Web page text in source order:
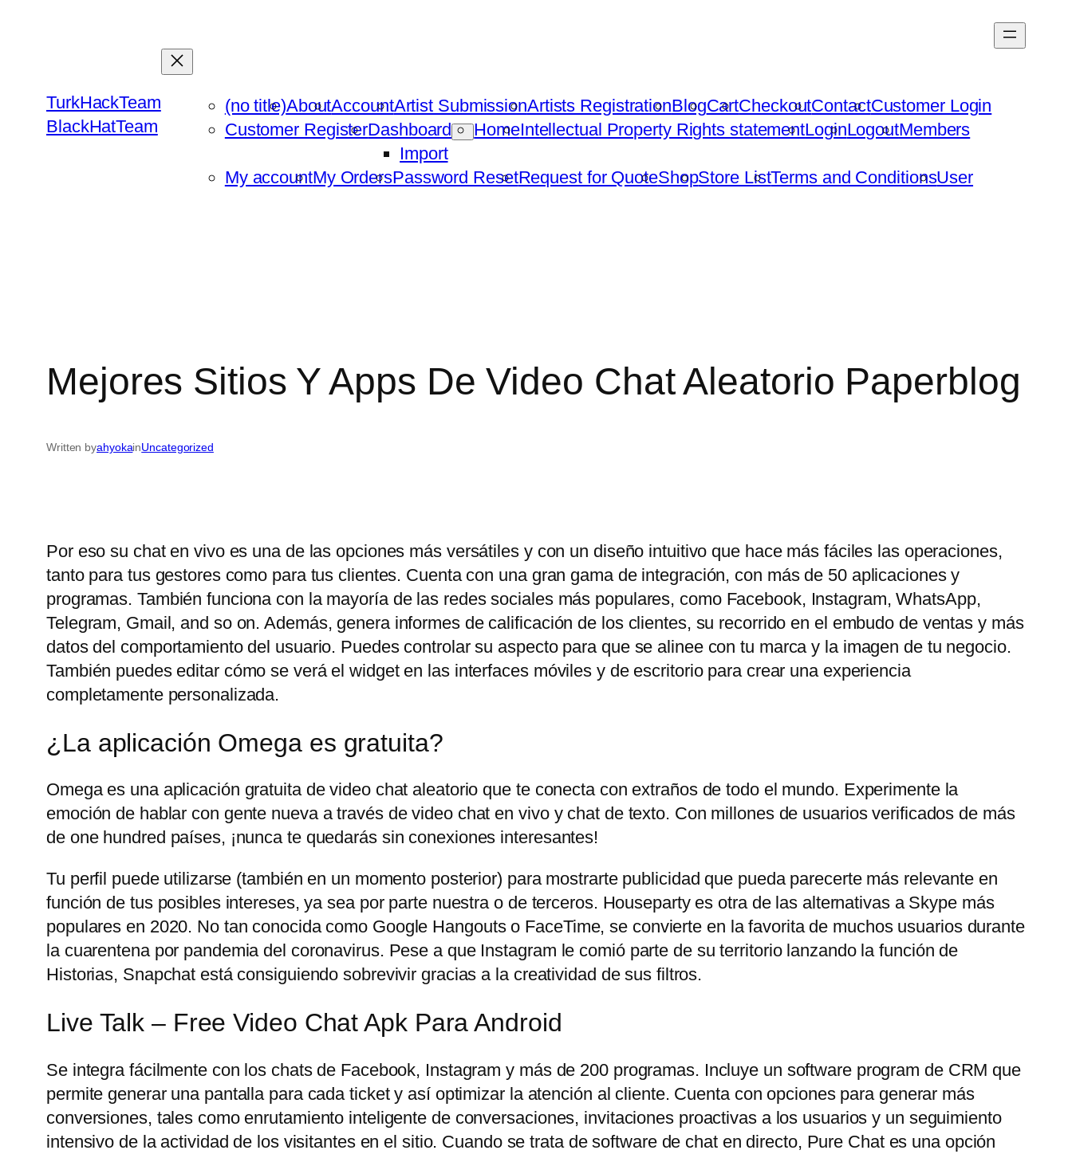
TurkHackTeam
BlackHatTeam
(no title)AboutAccountArtist SubmissionArtists RegistrationBlogCartCheckoutContactCustomer Login
Customer RegisterDashboard
Import
HomeIntellectual Property Rights statementLoginLogoutMembers
My accountMy OrdersPassword ResetRequest for QuoteShopStore ListTerms and ConditionsUser
Mejores Sitios Y Apps De Video Chat Aleatorio Paperblog
Written byahyokainUncategorized
Por eso su chat en vivo es una de las opciones más versátiles y con un diseño intuitivo que hace más fáciles las operaciones,
tanto para tus gestores como para tus clientes. Cuenta con una gran gama de integración, con más de 50 aplicaciones y
programas. También funciona con la mayoría de las redes sociales más populares, como Facebook, Instagram, WhatsApp,
Telegram, Gmail, and so on. Además, genera informes de calificación de los clientes, su recorrido en el embudo de ventas y más
datos del comportamiento del usuario. Puedes controlar su aspecto para que se alinee con tu marca y la imagen de tu negocio.
También puedes editar cómo se verá el widget en las interfaces móviles y de escritorio para crear una experiencia
completamente personalizada.
¿La aplicación Omega es gratuita?
Omega es una aplicación gratuita de video chat aleatorio que te conecta con extraños de todo el mundo. Experimente la
emoción de hablar con gente nueva a través de video chat en vivo y chat de texto. Con millones de usuarios verificados de más
de one hundred países, ¡nunca te quedarás sin conexiones interesantes!
Tu perfil puede utilizarse (también en un momento posterior) para mostrarte publicidad que pueda parecerte más relevante en
función de tus posibles intereses, ya sea por parte nuestra o de terceros. Houseparty es otra de las alternativas a Skype más
populares en 2020. No tan conocida como Google Hangouts o FaceTime, se convierte en la favorita de muchos usuarios durante
la cuarentena por pandemia del coronavirus. Pese a que Instagram le comió parte de su territorio lanzando la función de
Historias, Snapchat está consiguiendo sobrevivir gracias a la creatividad de sus filtros.
Live Talk – Free Video Chat Apk Para Android
Se integra fácilmente con los chats de Facebook, Instagram y más de 200 programas. Incluye un software program de CRM que
permite generar una pantalla para cada ticket y así optimizar la atención al cliente. Cuenta con opciones para generar más
conversiones, tales como enrutamiento inteligente de conversaciones, invitaciones proactivas a los usuarios y un seguimiento
intensivo de la actividad de los visitantes en el sitio. Cuando se trata de software de chat en directo, Pure Chat es una opción